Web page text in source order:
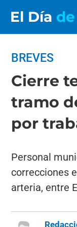
El Día
BREVES
Cierre
tramo
por
Personal
correcciones
arteria, entre